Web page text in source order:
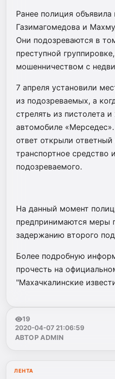
Ранее полиция объявила
Газимагомедова и
Они подозреваются в
преступной
мошенничеством с
7 апреля установили
из подозреваемых, а
стрелять из пистолета
автомобиле
ответ открыли ответный
транспортное средство
подозреваемого.
На данный момент
прeдпринимаются мeры
зaдержанию втoрого
Более подробную
прочесть на
"Махачкалинские
19
2020-04-07 21:06:59
АВТОР ADMIN
ЛЕНТА